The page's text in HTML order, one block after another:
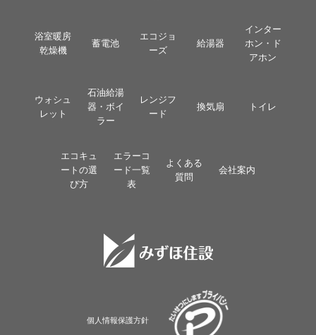
浴室暖房
乾燥機
蓄電池
エコジョ
ーズ
給湯器
インター
ホン・ド
アホン
ウォシュ
レット
石油給湯
器・ボイ
ラー
レンジフ
ード
換気扇 トイレ
エコキュ
ートの選
び方
エラーコ
ード一覧
表
よくある
質問
会社案内
個人情報保護方針